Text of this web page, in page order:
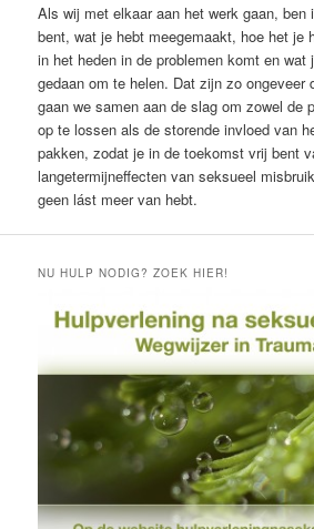
Als wij met elkaar aan het werk gaan, ben
bent, wat je hebt meegemaakt, hoe het je
in het heden in de problemen komt en wat
gedaan om te helen. Dat zijn zo
gaan we samen aan de slag om zowel de
op te lossen als de storende invloed van
pakken, zodat je in de toekomst vrij bent
langetermijneffecten van seksueel
geen lást meer van hebt.
NU HULP NODIG? ZOEK HIER!